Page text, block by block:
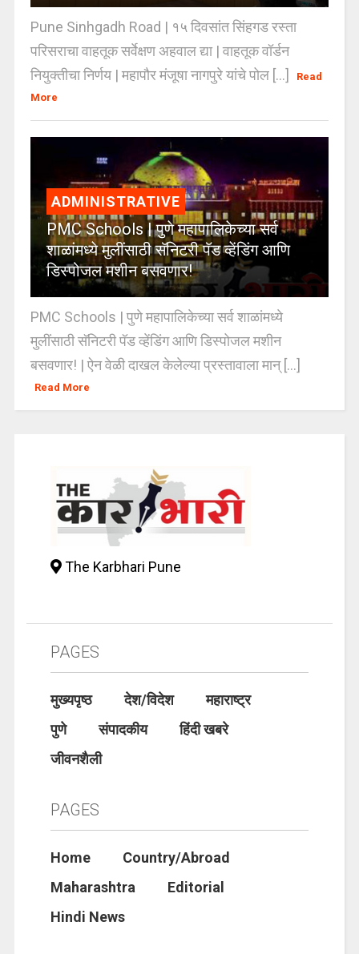
Pune Sinhgadh Road | १५ दिवसांत सिंहगड रस्ता
परिसराचा वाहतूक सर्वेक्षण अहवाल द्या | वाहतूक वॉर्डन
नियुक्तीचा निर्णय | महापौर मंजूषा नागपुरे यांचे पोल [...]
Read
More
ADMINISTRATIVE
PMC Schools | पुणे महापालिकेच्या सर्व
शाळांमध्ये मुलींसाठी सॅनिटरी पॅड व्हेंडिंग आणि
डिस्पोजल मशीन बसवणार!
PMC Schools | पुणे महापालिकेच्या सर्व शाळांमध्ये
मुलींसाठी सॅनिटरी पॅड व्हेंडिंग आणि डिस्पोजल मशीन
बसवणार! | ऐन वेळी दाखल केलेल्या प्रस्तावाला मान् [...]
Read More
The Karbhari Pune
PAGES
मुख्यपृष्ठ देश/विदेश
महाराष्ट्र
पुणे
संपादकीय
हिंदी खबरे
जीवनशैली
PAGES
Home
Country/Abroad
Maharashtra
Editorial
Hindi News